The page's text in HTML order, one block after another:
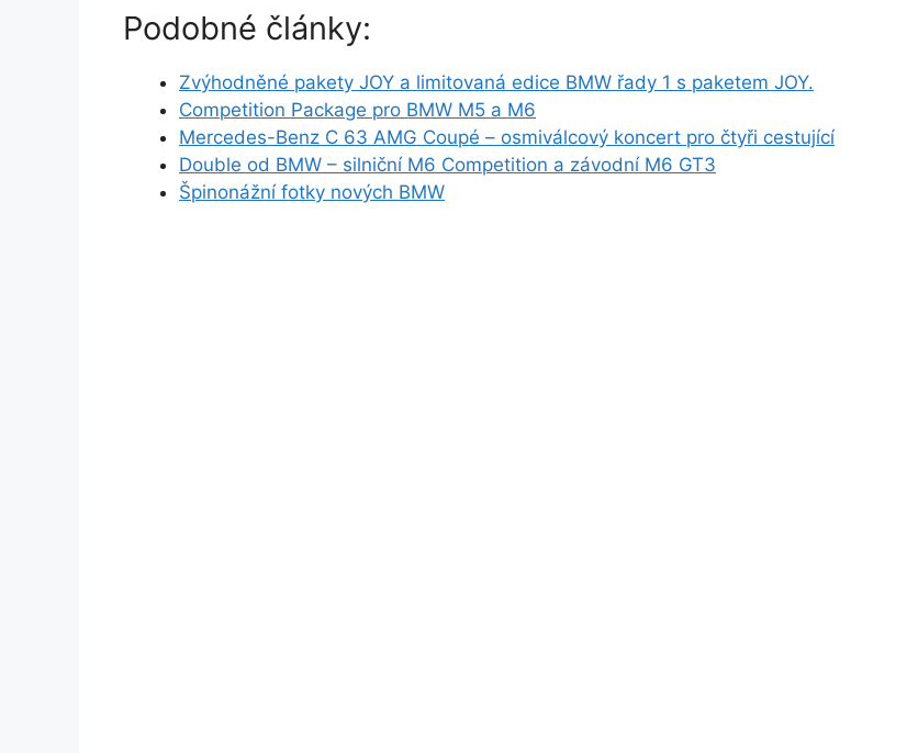
Podobné články:
Zvýhodněné pakety JOY a limitovaná edice BMW řady 1 s paketem JOY.
Competition Package pro BMW M5 a M6
Mercedes-Benz C 63 AMG Coupé – osmiválcový koncert pro čtyři cestující
Double od BMW – silniční M6 Competition a závodní M6 GT3
Špinonážní fotky nových BMW